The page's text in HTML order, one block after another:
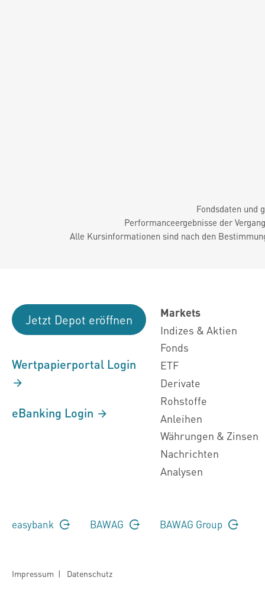
Fondsdaten und
Performanceergebnisse der
Alle Kursinformationen sind nach den
Jetzt Depot eröffnen
Wertpapierportal Login
eBanking Login
Markets
Indizes & Aktien
Fonds
ETF
Derivate
Rohstoffe
Anleihen
Währungen & Zinsen
Nachrichten
Analysen
easybank BAWAG BAWAG Group
Impressum | Datenschutz